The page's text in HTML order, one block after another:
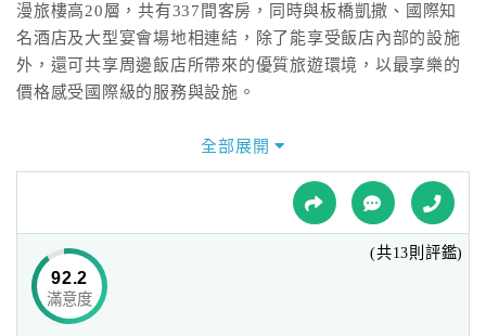
民
宿
租
網
紅
漫旅樓高20層，共有337間客房，同時與板橋凱撒、國際知
名酒店及大型宴會場地相連結，除了能享受飯店內部的設施
外，還可共享周邊飯店所帶來的優質旅遊環境，以最享樂的
價格感受國際級的服務與設施。
「HOTEL CHAM CHAM –TAIPEI」座落於板橋市中心，生
活機能豐富，擁有「高鐵、台鐵、捷運、公車以及客運」五
鐵共構的交通樞紐，北上南下達成一日台灣生活圈不是夢。
周遭有精品時尚大遠百Mega City及文創風格誠品書店
Eslite，只需步行3至5分鐘即可抵達，帶給旅客不同的城市
魅力。亦可搭乘公車及捷運至鄰近景點，例如：板橋南雅觀
光夜市享受在地美食、板橋林家花園體驗文化風情，讓您以
全部展開
92.2
滿意度
(共13則評鑑)